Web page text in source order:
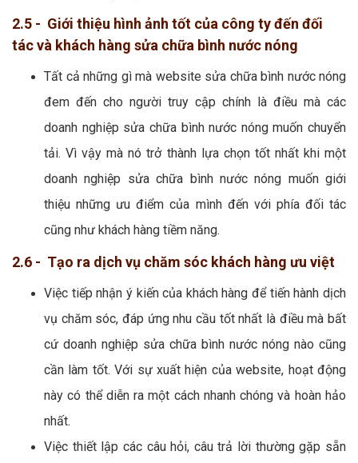
2.5 - Giới thiệu hình ảnh tốt của công ty đến đối
tác và khách hàng sửa chữa bình nước nóng
Tất cả những gì mà website sửa chữa bình nước nóng
đem đến cho người truy cập chính là điều mà các
doanh nghiệp sửa chữa bình nước nóng muốn chuyển
tải. Vì vậy mà nó trở thành lựa chọn tốt nhất khi một
doanh nghiệp sửa chữa bình nước nóng muốn giới
thiệu những ưu điểm của mình đến với phía đối tác
cũng như khách hàng tiềm năng.
2.6 - Tạo ra dịch vụ chăm sóc khách hàng ưu việt
Việc tiếp nhận ý kiến của khách hàng để tiến hành dịch
vụ chăm sóc, đáp ứng nhu cầu tốt nhất là điều mà bất
cứ doanh nghiệp sửa chữa bình nước nóng nào cũng
cần làm tốt. Với sự xuất hiện của website, hoạt động
này có thể diễn ra một cách nhanh chóng và hoàn hảo
nhất.
Việc thiết lập các câu hỏi, câu trả lời thường gặp sẵn